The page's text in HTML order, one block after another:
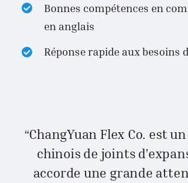
Bonnes compétences en
en anglais
Réponse rapide aux besoins
“ChangYuan Flex Co. est
chinois de joints
accorde une grande